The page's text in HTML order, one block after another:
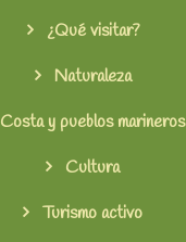
¿Qué visitar?
Naturaleza
Costa y pueblos marineros
Cultura
Turismo activo